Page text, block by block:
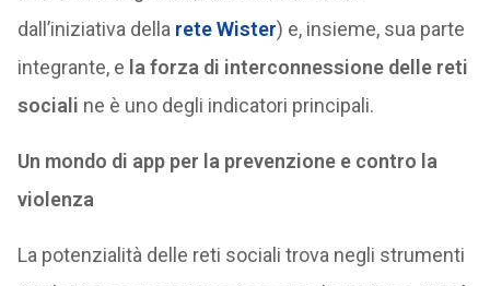
dall’iniziativa della rete Wister) e, insieme, sua parte
integrante, e la forza di interconnessione delle reti
sociali ne è uno degli indicatori principali.
Un mondo di app per la prevenzione e contro la
violenza
La potenzialità delle reti sociali trova negli strumenti